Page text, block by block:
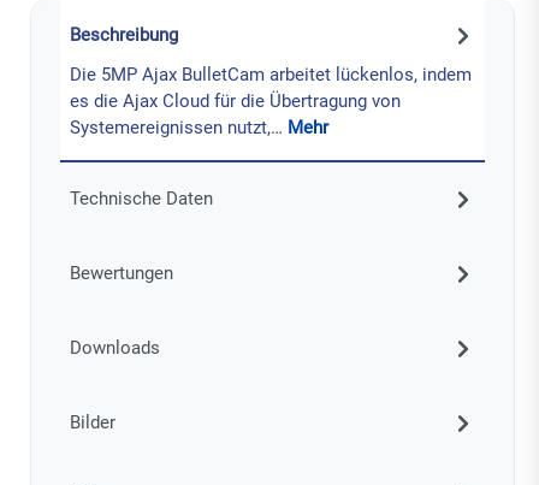
Beschreibung
Die 5MP Ajax BulletCam arbeitet lückenlos, indem
es die Ajax Cloud für die Übertragung von
Systemereignissen nutzt,… Mehr
Technische Daten
Bewertungen
Downloads
Bilder